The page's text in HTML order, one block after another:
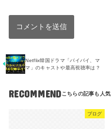
Netflix韓国ドラマ「バイバイ、マ
マ」のキャストや最高視聴率は？
RECOMMEND
ブログ